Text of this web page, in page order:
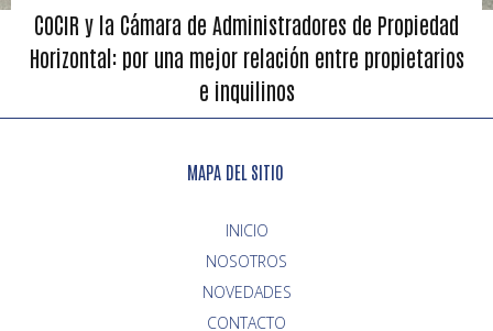
COCIR y la Cámara de Administradores de Propiedad
Horizontal: por una mejor relación entre propietarios
e inquilinos
MAPA DEL SITIO
INICIO
NOVEDADES
CONTACTO